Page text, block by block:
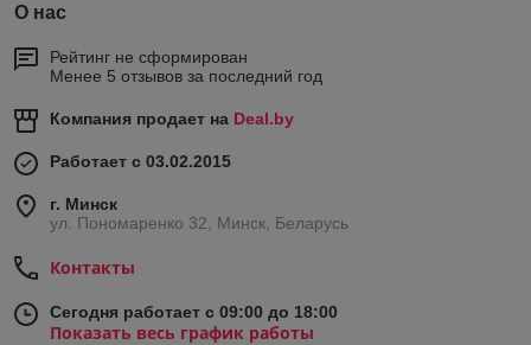
О нас
Рейтинг не сформирован
Менее 5 отзывов за последний год
Компания продает на Deal.by
Работает с 03.02.2015
г. Минск
ул. Пономаренко 32, Минск, Беларусь
Контакты
Сегодня работает с 09:00 до 18:00
Показать весь график работы